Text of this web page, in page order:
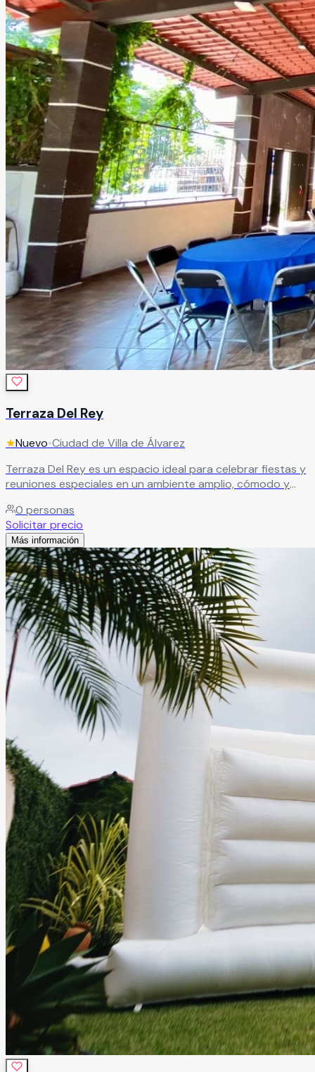
Terraza Del Rey
★Nuevo•Ciudad de Villa de Álvarez
Terraza Del Rey es un espacio ideal para celebrar fiestas y
reuniones especiales en un ambiente amplio, cómodo y
bautizos, confirmaciones, primeras comuniones, piñatas,
baby showers, cumpleaños y reuniones familiares,
ofreciendo un entorno agradable para disfrutar momentos
inolvidables junto a familiares y amigos.Leer más
0 personas
Solicitar precio
Más información